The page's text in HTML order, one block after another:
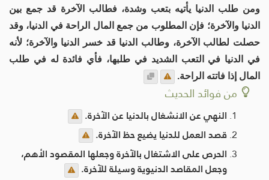
ومن طلب الدنيا يأتيه بتعب وشدة، فطالب الآخرة قد جمع بين
الدنيا والآخرة؛ فإن المطلوب من جمع المال الراحة في الدنيا، وقد
حصلت لطالب الآخرة، وطالب الدنيا قد خسر الدنيا والآخرة؛ لأنه
في الدنيا في التعب الشديد في طلبها، فأي فائدة له في طلب
المال إذا فاتته الراحة.
من فوائد الحديث
النهي عن الانشغال بالدنيا عن الآخرة.
قصد العمل للدنيا يضيع حظ الآخرة.
الحرص على الاشتغال بالآخرة وجعلها المقصود الأهم،
وجعل المقاصد الدنيوية وسيلة للآخرة.